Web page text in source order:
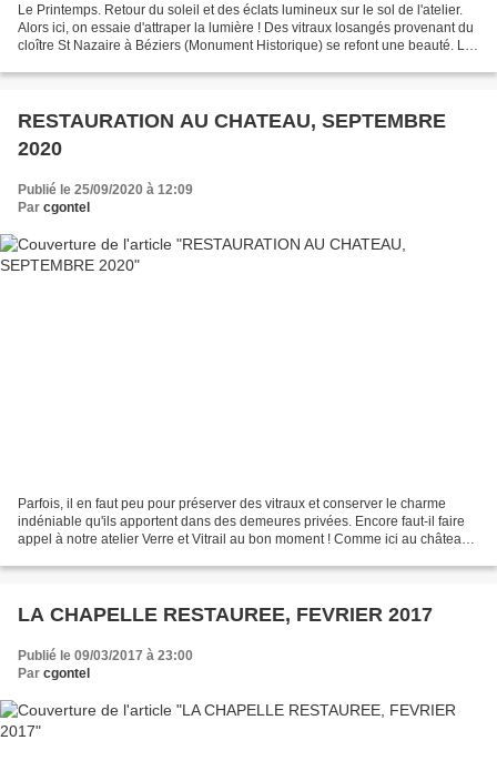
Le Printemps. Retour du soleil et des éclats lumineux sur le sol de l'atelier.
Alors ici, on essaie d'attraper la lumière ! Des vitraux losangés provenant du
cloître St Nazaire à Béziers (Monument Historique) se refont une beauté. La
RESTAURATION AU CHATEAU, SEPTEMBRE
2020
Publié le 25/09/2020 à 12:09
Par cgontel
Parfois, il en faut peu pour préserver des vitraux et conserver le charme
indéniable qu'ils apportent dans des demeures privées. Encore faut-il faire
appel à notre atelier Verre et Vitrail au bon moment ! Comme ici au château
LA CHAPELLE RESTAUREE, FEVRIER 2017
Publié le 09/03/2017 à 23:00
Par cgontel